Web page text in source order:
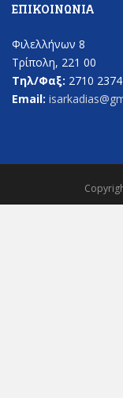
ΕΠΙΚΟΙΝΩΝΊΑ
Φιλελλήνων 8
Τρίπολη, 221 00
Τηλ/Φαξ: 2710
Email: